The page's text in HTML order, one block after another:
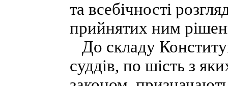
та всебічності
прийнятих ним
До складу
суддів, по шість з